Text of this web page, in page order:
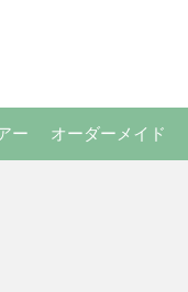
ー オーダーメイド